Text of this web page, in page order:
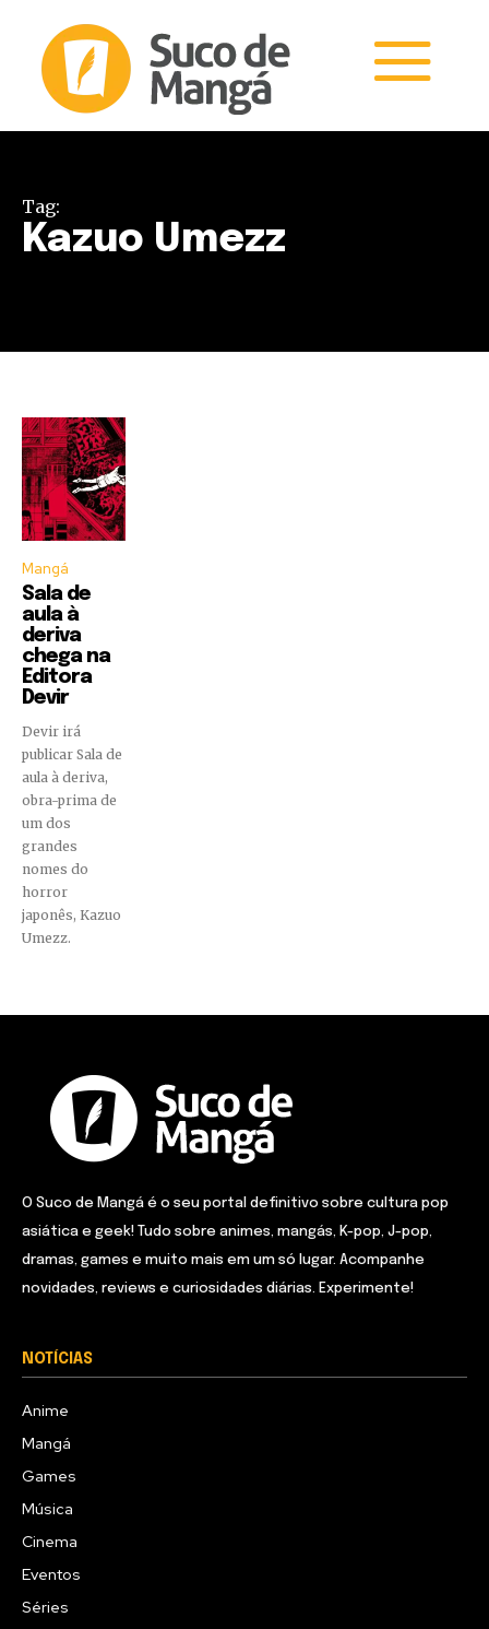
Tag:
Kazuo Umezz
Mangá
Sala de
aula à
deriva
chega na
Editora
Devir
Devir irá
publicar Sala de
aula à deriva,
obra-prima de
um dos
grandes
nomes do
horror
japonês, Kazuo
Umezz.
O Suco de Mangá é o seu portal definitivo sobre cultura pop
asiática e geek! Tudo sobre animes, mangás, K-pop, J-pop,
dramas, games e muito mais em um só lugar. Acompanhe
novidades, reviews e curiosidades diárias. Experimente!
NOTÍCIAS
Anime
Mangá
Games
Música
Cinema
Eventos
Séries